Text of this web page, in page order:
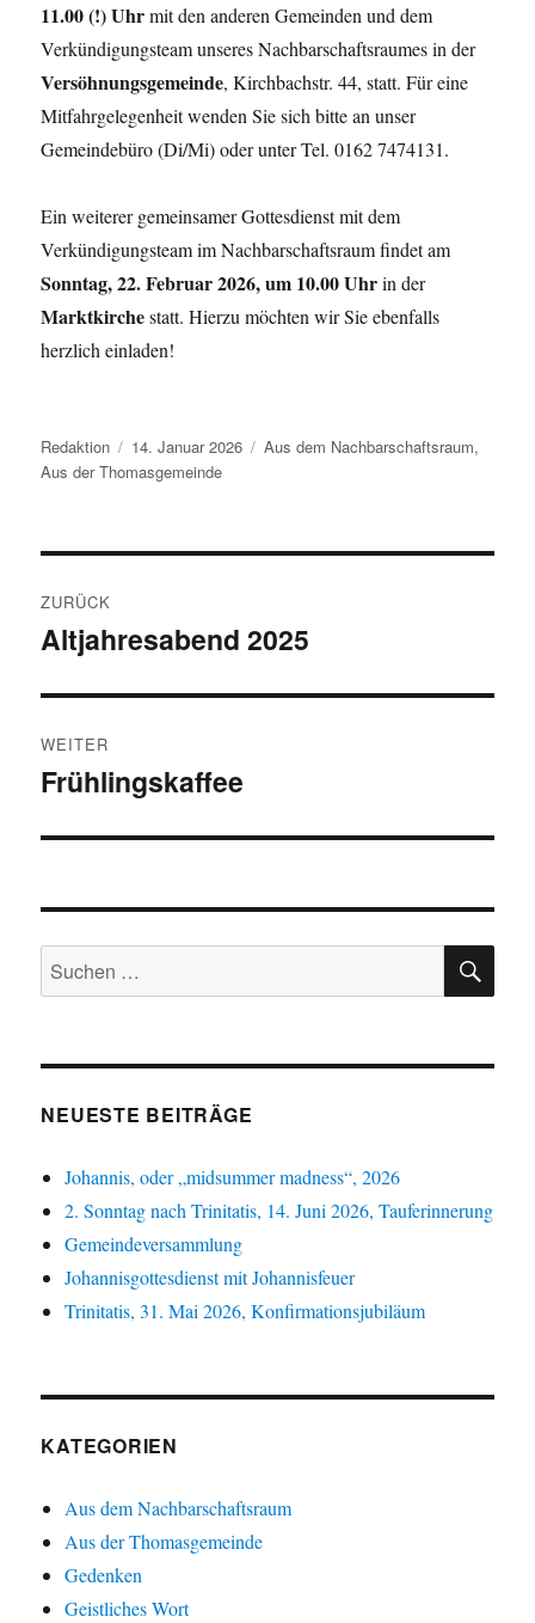
11.00 (!) Uhrmit den anderen Gemeinden und dem
Verkündigungsteam unseres Nachbarschaftsraumes in der
Versöhnungsgemeinde, Kirchbachstr. 44, statt. Für eine
Mitfahrgelegenheit wenden Sie sich bitte an unser
Gemeindebüro (Di/Mi) oder unter Tel. 0162 7474131.
Ein weiterer gemeinsamer Gottesdienst mit dem
Verkündigungsteam im Nachbarschaftsraum findet am
Sonntag, 22. Februar 2026, um 10.00 Uhrin der
Marktkirchestatt. Hierzu möchten wir Sie ebenfalls
herzlich einladen!
Autor
Redaktion
Veröffentlicht
am
14. Januar 2026 Kategorien
Aus dem Nachbarschaftsraum,
Aus der Thomasgemeinde
ZURÜCK
Vorheriger
Altjahresabend 2025
WEITER
Nächster
Frühlingskaffee
Suchen
nach:
NEUESTE BEITRÄGE
Johannis, oder „midsummer madness“, 2026
2. Sonntag nach Trinitatis, 14. Juni 2026, Tauferinnerung
Gemeindeversammlung
Johannisgottesdienst mit Johannisfeuer
Trinitatis, 31. Mai 2026, Konfirmationsjubiläum
KATEGORIEN
Aus dem Nachbarschaftsraum
Aus der Thomasgemeinde
Gedenken
Geistliches Wort